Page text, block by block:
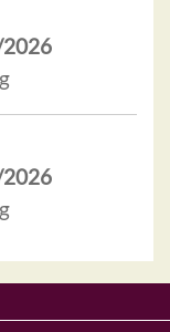
2026
2026